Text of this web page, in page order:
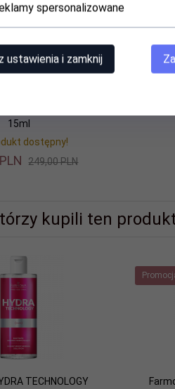
15ml
dostępny!
PLN 249,00 PLN
kupili ten
TECHNOLOGY
spersonalizowane
ustawienia i zamknij